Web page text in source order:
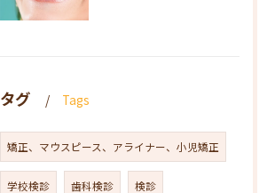
タグ Tags
矯正、マウスピース、アライナー、小児矯正
学校検診 歯科検診 検診